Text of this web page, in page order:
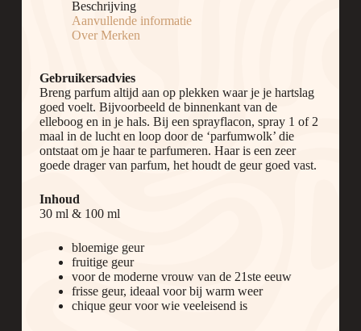
Beschrijving
Aanvullende informatie
Over Merken
Gebruikersadvies
Breng parfum altijd aan op plekken waar je je hartslag
goed voelt. Bijvoorbeeld de binnenkant van de
elleboog en in je hals. Bij een sprayflacon, spray 1 of 2
maal in de lucht en loop door de ‘parfumwolk’ die
ontstaat om je haar te parfumeren. Haar is een zeer
goede drager van parfum, het houdt de geur goed vast.
Inhoud
30 ml & 100 ml
bloemige geur
fruitige geur
voor de moderne vrouw van de 21ste eeuw
frisse geur, ideaal voor bij warm weer
chique geur voor wie veeleisend is